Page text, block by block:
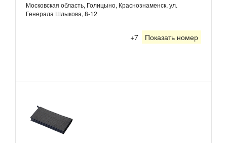
Московская область, Голицыно, Краснознаменск, ул.
Генерала Шлыкова, 8-12
+7 Показать номер